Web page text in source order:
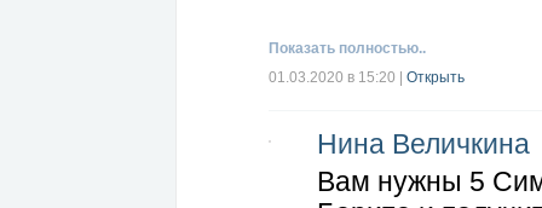
Показать полностью..
01.03.2020 в 15:20
Открыть
Нина Величкина
Вам нужны 5